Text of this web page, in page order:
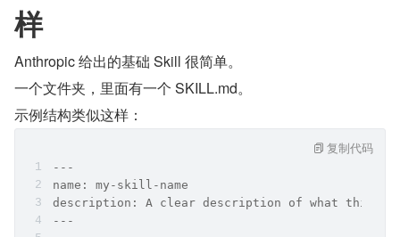
样
Anthropic 给出的基础 Skill 很简单。
一个文件夹，里面有一个 SKILL.md。
示例结构类似这样：
---
name: my-skill-name
description: A clear description of what this
---
复制代码